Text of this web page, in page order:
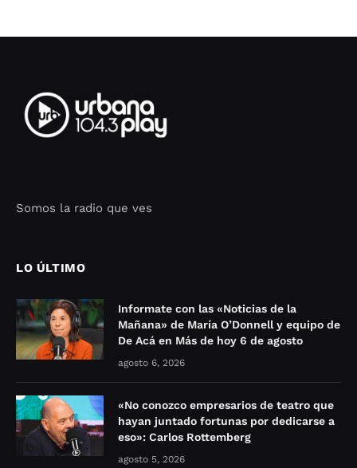
Somos la radio que ves
LO ÚLTIMO
Informate con las «Noticias de la
Mañana» de María O’Donnell y equipo de
De Acá en Más de hoy 6 de agosto
agosto 6, 2026
«No conozco empresarios de teatro que
hayan juntado fortunas por dedicarse a
eso»: Carlos Rottemberg
agosto 5, 2026